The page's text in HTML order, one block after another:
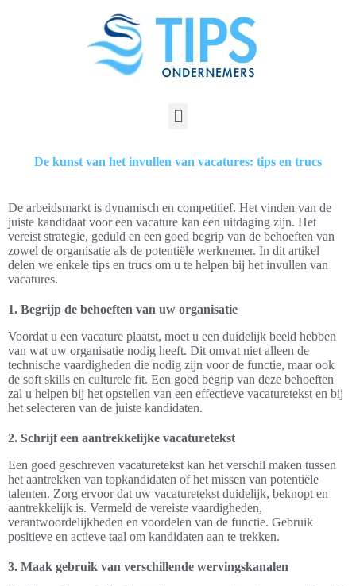
De kunst van het invullen van vacatures: tips en trucs
De arbeidsmarkt is dynamisch en competitief. Het vinden van de
juiste kandidaat voor een vacature kan een uitdaging zijn. Het
vereist strategie, geduld en een goed begrip van de behoeften van
zowel de organisatie als de potentiële werknemer. In dit artikel
delen we enkele tips en trucs om u te helpen bij het invullen van
vacatures.
1. Begrijp de behoeften van uw organisatie
Voordat u een vacature plaatst, moet u een duidelijk beeld hebben
van wat uw organisatie nodig heeft. Dit omvat niet alleen de
technische vaardigheden die nodig zijn voor de functie, maar ook
de soft skills en culturele fit. Een goed begrip van deze behoeften
zal u helpen bij het opstellen van een effectieve vacaturetekst en bij
het selecteren van de juiste kandidaten.
2. Schrijf een aantrekkelijke vacaturetekst
Een goed geschreven vacaturetekst kan het verschil maken tussen
het aantrekken van topkandidaten of het missen van potentiële
talenten. Zorg ervoor dat uw vacaturetekst duidelijk, beknopt en
aantrekkelijk is. Vermeld de vereiste vaardigheden,
verantwoordelijkheden en voordelen van de functie. Gebruik
positieve en actieve taal om kandidaten aan te trekken.
3. Maak gebruik van verschillende wervingskanalen